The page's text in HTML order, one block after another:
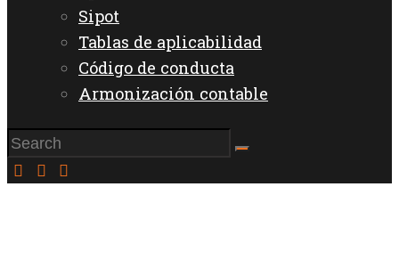
Sipot
Tablas de aplicabilidad
Código de conducta
Armonización contable